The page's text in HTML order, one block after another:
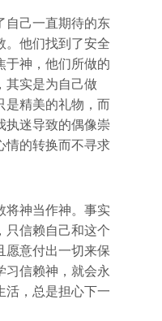
自己一直期待的东
。他们找到了安全
于神，他们所做的
其实是为自己做
是精美的礼物，而
执迷导致的偶像崇
情的转换而不寻求
将神当作神。事实
只信赖自己和这个
愿意付出一切来保
习信赖神，就会永
活，总是担心下一